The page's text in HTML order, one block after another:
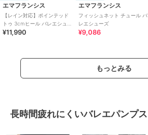
エマフランシス
【レイン対応】ポインテッド
トゥ 3cmヒール バレエシュー
ズ
¥11,990
エマフランシス
フィッシュネット チュール バ
レエシューズ
¥9,086
もっとみる
長時間疲れにくいバレエパンプス